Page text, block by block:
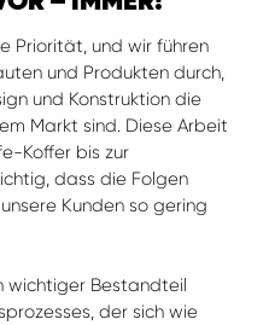
Priorität, und wir führen
und Produkten durch,
und Konstruktion die
Markt sind. Diese Arbeit
Koffer bis zur
dass die Folgen
Kunden so gering
wichtiger Bestandteil
der sich wie